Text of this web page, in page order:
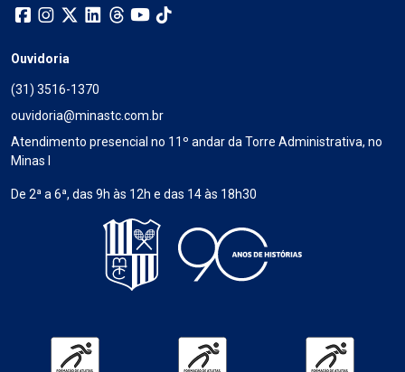
Ouvidoria
(31) 3516-1370
ouvidoria@minastc.com.br
Atendimento presencial no 11º andar da Torre Administrativa, no
Minas I
De 2ª a 6ª, das 9h às 12h e das 14 às 18h30